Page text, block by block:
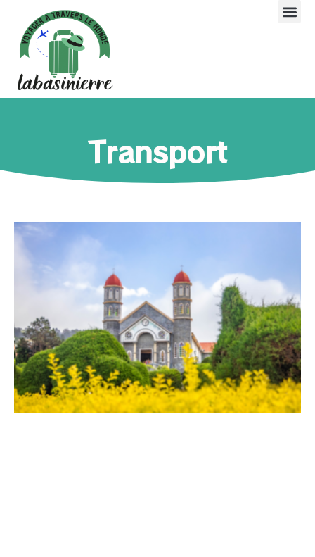
Transport